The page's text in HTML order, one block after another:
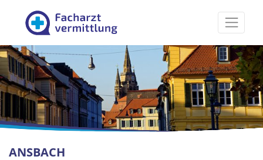
Facharztvermittlung
ANSBACH